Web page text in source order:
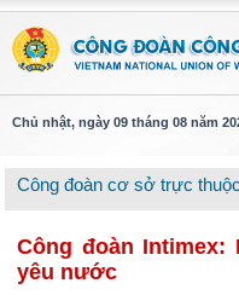
Chủ nhật, ngày 09 tháng 08 năm
Công đoàn cơ sở trực thuộc
Công đoàn
yêu nước